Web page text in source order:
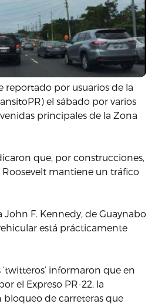
reportado por usuarios de la
el sábado por varios
principales de la Zona
que, por construcciones,
Roosevelt mantiene un tráfico
John F. Kennedy, de Guaynabo
está prácticamente
informaron que en
el Expreso PR-22, la
de carreteras que